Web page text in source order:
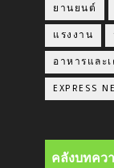
ยานยนต์
แรงงาน
อาหารและ
EXPRESS
คลังบทคว